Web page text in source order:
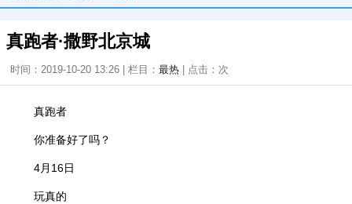
真跑者·撒野北京城
时间：2019-10-20 13:26 | 栏目： 最热 | 点击： 次
真跑者
你准备好了吗？
4月16日
玩真的